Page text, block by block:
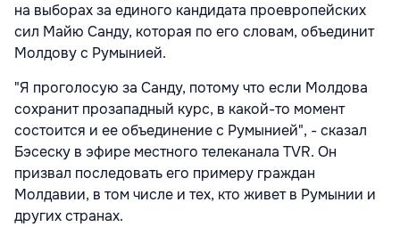
на выборах за единого кандидата проевропейских
сил Майю Санду, которая по его словам, объединит
Молдову с Румынией.
"Я проголосую за Санду, потому что если Молдова
сохранит прозападный курс, в какой-то момент
состоится и ее объединение с Румынией", - сказал
Бэсеску в эфире местного телеканала TVR. Он
призвал последовать его примеру граждан
Молдавии, в том числе и тех, кто живет в Румынии и
других странах.